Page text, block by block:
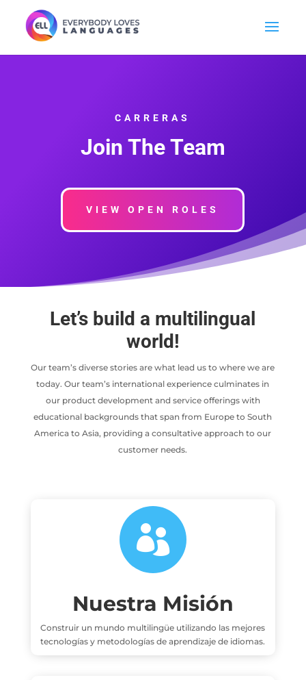
CARRERAS
Join The Team
VIEW OPEN ROLES
Let’s build a multilingual
world!
Our team’s diverse stories are what lead us to where we are
today. Our team’s international experience culminates in
our product development and service offerings with
educational backgrounds that span from Europe to South
America to Asia, providing a consultative approach to our
customer needs.

Nuestra Misión
Construir un mundo multilingüe utilizando las mejores
tecnologías y metodologías de aprendizaje de idiomas.